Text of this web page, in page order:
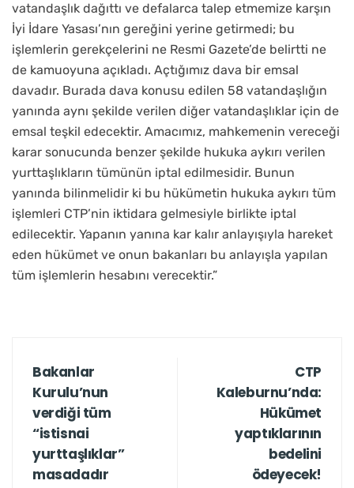
vatandaşlık dağıttı ve defalarca talep etmemize karşın
İyi İdare Yasası’nın gereğini yerine getirmedi; bu
işlemlerin gerekçelerini ne Resmi Gazete’de belirtti ne
de kamuoyuna açıkladı. Açtığımız dava bir emsal
davadır. Burada dava konusu edilen 58 vatandaşlığın
yanında aynı şekilde verilen diğer vatandaşlıklar için de
emsal teşkil edecektir. Amacımız, mahkemenin vereceği
karar sonucunda benzer şekilde hukuka aykırı verilen
yurttaşlıkların tümünün iptal edilmesidir. Bunun
yanında bilinmelidir ki bu hükümetin hukuka aykırı tüm
işlemleri CTP’nin iktidara gelmesiyle birlikte iptal
edilecektir. Yapanın yanına kar kalır anlayışıyla hareket
eden hükümet ve onun bakanları bu anlayışla yapılan
tüm işlemlerin hesabını verecektir.”
Bakanlar
Kurulu’nun
verdiği tüm
“istisnai
yurttaşlıklar”
masadadır
CTP
Kaleburnu’nda:
Hükümet
yaptıklarının
bedelini
ödeyecek!